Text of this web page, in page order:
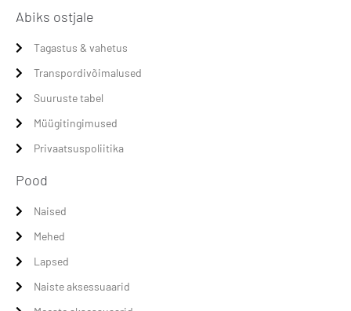
Abiks ostjale
Tagastus & vahetus
Transpordivõimalused
Suuruste tabel
Müügitingimused
Privaatsuspoliitika
Pood
Naised
Mehed
Lapsed
Naiste aksessuaarid